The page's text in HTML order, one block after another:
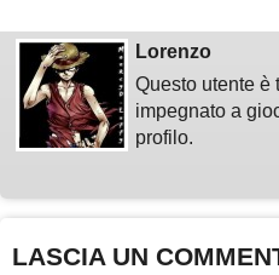
Lorenzo
Questo utente è
impegnato a
profilo.
LASCIA UN